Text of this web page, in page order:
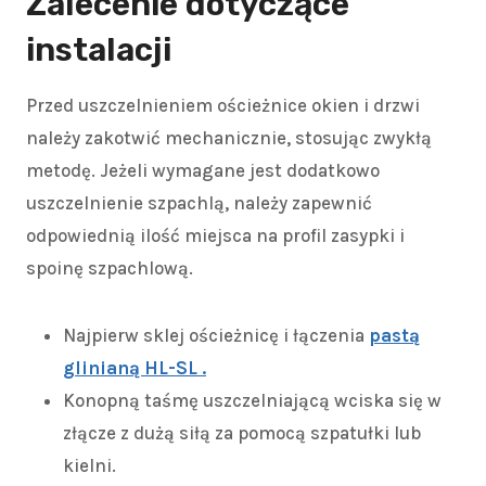
instalacji
Przed uszczelnieniem ościeżnice okien i drzwi
należy zakotwić mechanicznie, stosując zwykłą
metodę. Jeżeli wymagane jest dodatkowo
uszczelnienie szpachlą, należy zapewnić
odpowiednią ilość miejsca na profil zasypki i
spoinę szpachlową.
Najpierw sklej ościeżnicę i łączenia pastą
glinianą HL-SL .
Konopną taśmę uszczelniającą wciska się w
złącze z dużą siłą za pomocą szpatułki lub
kielni.